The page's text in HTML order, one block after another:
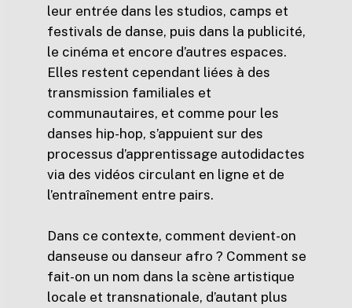
leur entrée dans les studios, camps et
festivals de danse, puis dans la publicité,
le cinéma et encore d’autres espaces.
Elles restent cependant liées à des
transmission familiales et
communautaires, et comme pour les
danses hip-hop, s’appuient sur des
processus d’apprentissage autodidactes
via des vidéos circulant en ligne et de
l’entraînement entre pairs.
Dans ce contexte, comment devient-on
danseuse ou danseur afro ? Comment se
fait-on un nom dans la scène artistique
locale et transnationale, d’autant plus